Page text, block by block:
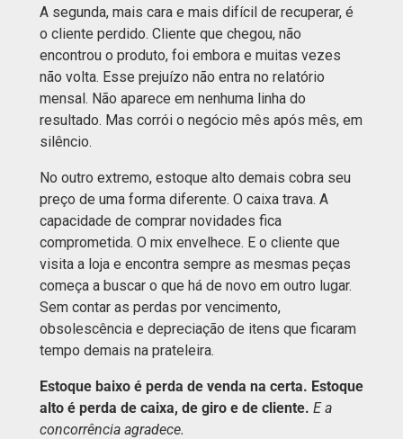
A segunda, mais cara e mais difícil de recuperar, é
o cliente perdido. Cliente que chegou, não
encontrou o produto, foi embora e muitas vezes
não volta. Esse prejuízo não entra no relatório
mensal. Não aparece em nenhuma linha do
resultado. Mas corrói o negócio mês após mês, em
silêncio.
No outro extremo, estoque alto demais cobra seu
preço de uma forma diferente. O caixa trava. A
capacidade de comprar novidades fica
comprometida. O mix envelhece. E o cliente que
visita a loja e encontra sempre as mesmas peças
começa a buscar o que há de novo em outro lugar.
Sem contar as perdas por vencimento,
obsolescência e depreciação de itens que ficaram
tempo demais na prateleira.
Estoque baixo é perda de venda na certa. Estoque
alto é perda de caixa, de giro e de cliente. E a
concorrência agradece.